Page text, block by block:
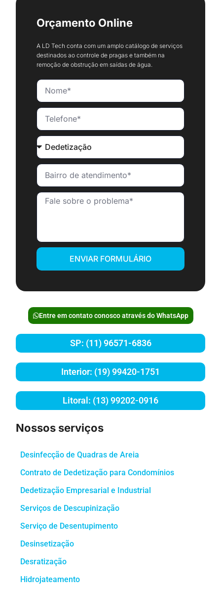
Orçamento Online
A LD Tech conta com um amplo catálogo de serviços
destinados ao controle de pragas e também na
remoção de obstrução em saídas de água.
ENVIAR FORMULÁRIO
Entre em contato conosco através do WhatsApp
SP: (11) 96571-6836
Interior: (19) 99420-1751
Litoral: (13) 99202-0916
Nossos serviços
Desinfecção de Quadras de Areia
Contrato de Dedetização para Condomínios
Dedetização Empresarial e Industrial
Serviços de Descupinização
Serviço de Desentupimento
Desinsetização
Desratização
Hidrojateamento